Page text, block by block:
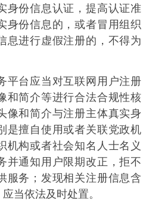
身份信息认证，提高认证准
身份信息的，或者冒用组织
息进行虚假注册的，不得为
台应当对互联网用户注册
和简介等进行合法合规性核
像和简介与注册主体真实身
是擅自使用或者关联党政机
机构或者社会知名人士名义
并通知用户限期改正，拒不
服务；发现相关注册信息含
当依法及时处置。